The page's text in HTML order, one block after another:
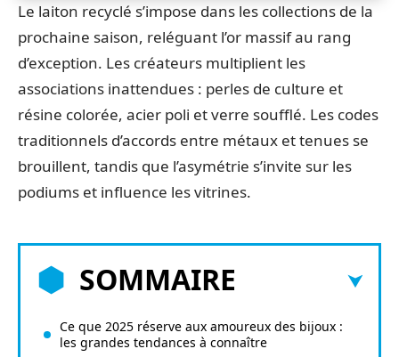
Le laiton recyclé s’impose dans les collections de la
prochaine saison, reléguant l’or massif au rang
d’exception. Les créateurs multiplient les
associations inattendues : perles de culture et
résine colorée, acier poli et verre soufflé. Les codes
traditionnels d’accords entre métaux et tenues se
brouillent, tandis que l’asymétrie s’invite sur les
podiums et influence les vitrines.
SOMMAIRE
Ce que 2025 réserve aux amoureux des bijoux :
les grandes tendances à connaître